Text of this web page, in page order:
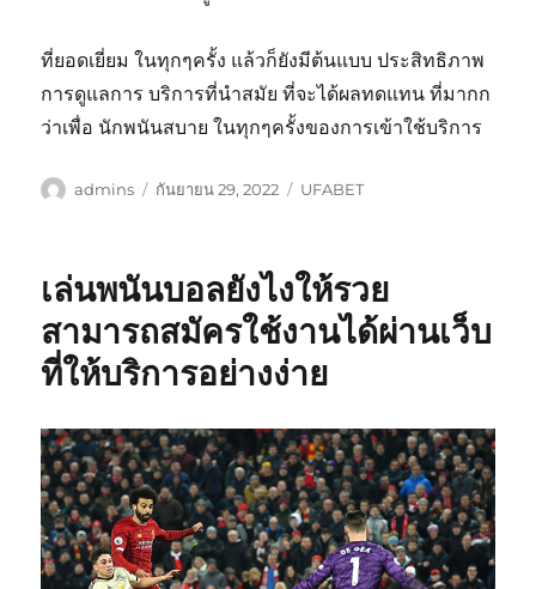
ที่ยอดเยี่ยม ในทุกๆครั้ง แล้วก็ยังมีต้นแบบ ประสิทธิภาพ
การดูแลการ บริการที่นำสมัย ที่จะได้ผลทดแทน ที่มากก
ว่าเพื่อ นักพนันสบาย ในทุกๆครั้งของการเข้าใช้บริการ
ผู้
admins
เขียน
กันยายน 29, 2022
หมวด
UFABET
เล่นพนันบอลยังไงให้รวย
สามารถสมัครใช้งานได้ผ่านเว็บ
ที่ให้บริการอย่างง่าย